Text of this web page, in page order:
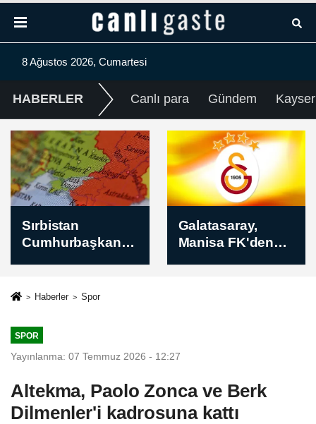
8 Ağustos 2026, Cumartesi
HABERLER Canlı para Gündem
Galatasaray,
Manisa FK'den
Tunceli'de
MamekiFest
Haberler Spor
SPOR
Yayınlanma: 07 Temmuz 2026 - 12:27
Altekma, Paolo Zonca ve Berk
Dilmenler'i kadrosuna kattı